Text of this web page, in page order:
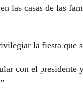
las casas de las
la fiesta que
con el presidente